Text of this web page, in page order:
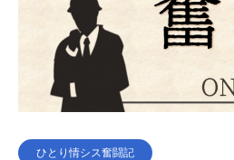
ひとり情シス奮闘記